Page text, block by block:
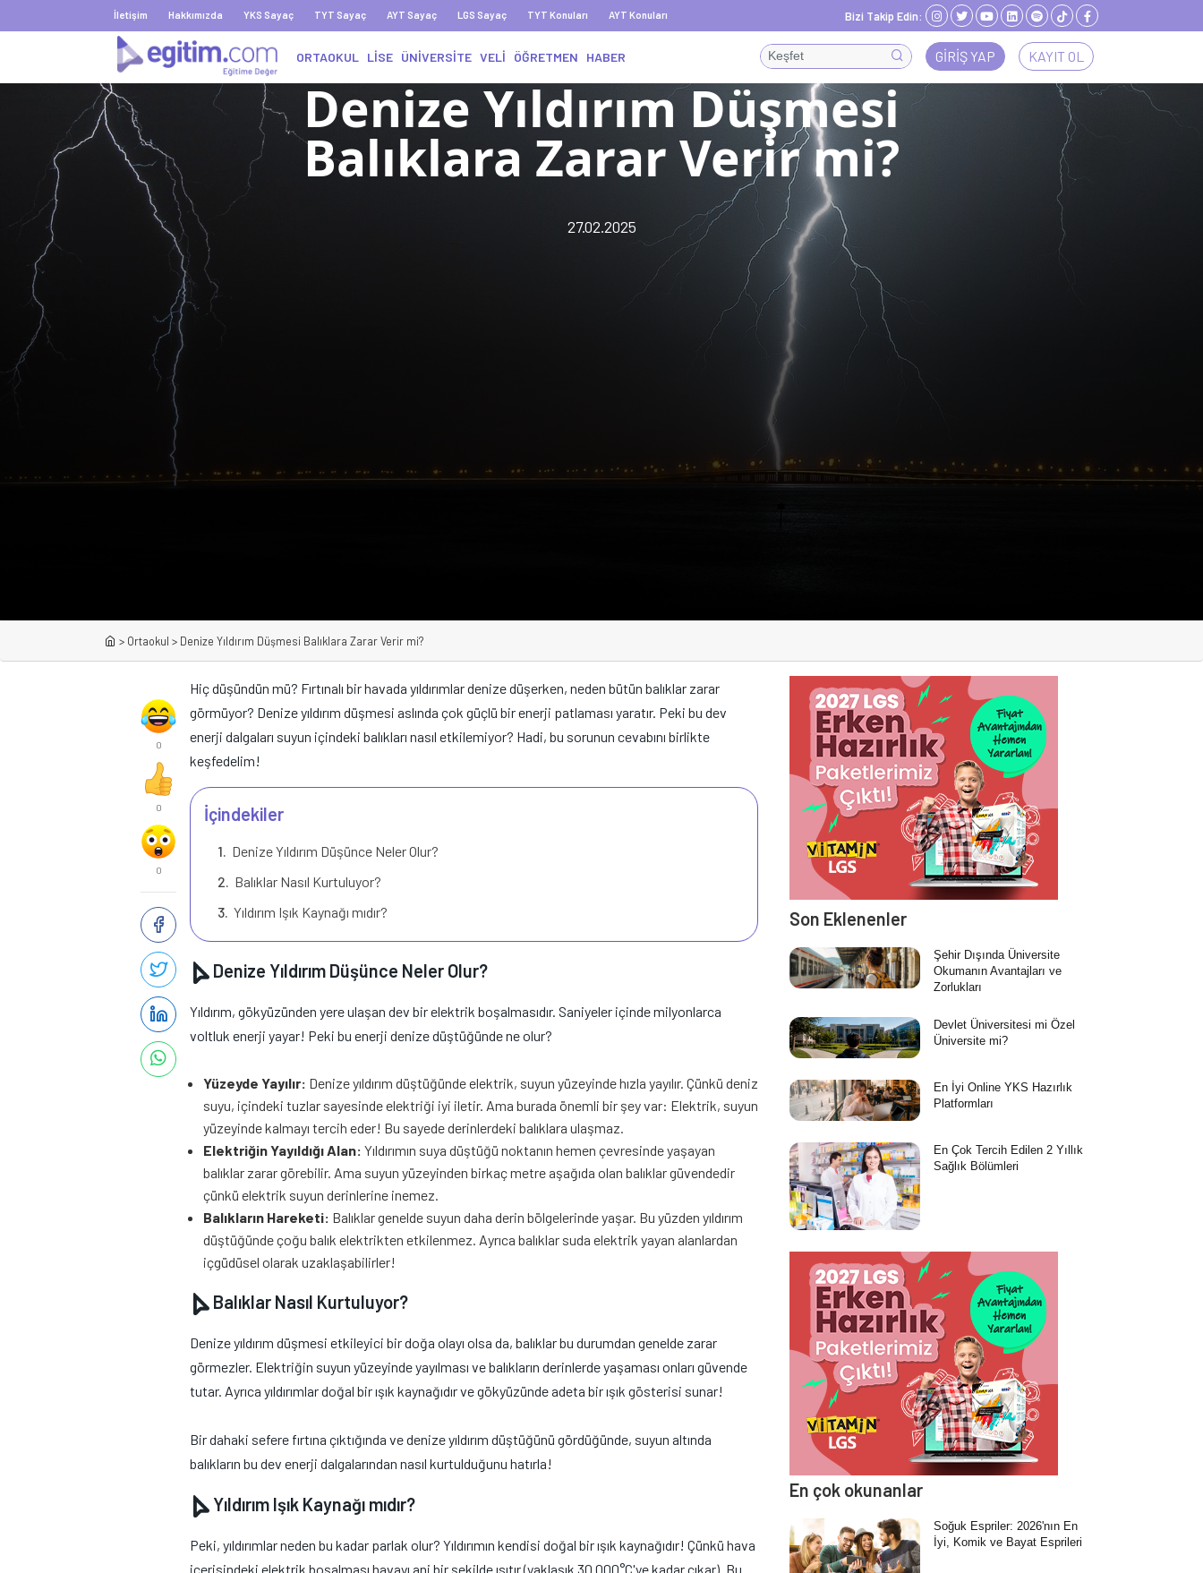
İletişim Hakkımızda YKS Sayaç TYT Sayaç AYT Sayaç LGS Sayaç TYT Konuları AYT Konuları Bizi Takip Edin:
GIRIŞ YAP KAYIT OL
ORTAOKUL LİSE ÜNİVERSİTE VELİ ÖĞRETMEN HABER
Denize Yıldırım Düşmesi
Balıklara Zarar Verir mi?
27.02.2025
> Ortaokul > Denize Yıldırım Düşmesi Balıklara Zarar Verir mi?
0
0
0
Hiç düşündün mü? Fırtınalı bir havada yıldırımlar denize düşerken, neden bütün balıklar zarar
görmüyor? Denize yıldırım düşmesi aslında çok güçlü bir enerji patlaması yaratır. Peki bu dev
enerji dalgaları suyun içindeki balıkları nasıl etkilemiyor? Hadi, bu sorunun cevabını birlikte
keşfedelim!
İçindekiler
Denize Yıldırım Düşünce Neler Olur?
Balıklar Nasıl Kurtuluyor?
Yıldırım Işık Kaynağı mıdır?
Denize Yıldırım Düşünce Neler Olur?
Yıldırım, gökyüzünden yere ulaşan dev bir elektrik boşalmasıdır. Saniyeler içinde milyonlarca
voltluk enerji yayar! Peki bu enerji denize düştüğünde ne olur?
Yüzeyde Yayılır: Denize yıldırım düştüğünde elektrik, suyun yüzeyinde hızla yayılır. Çünkü deniz
suyu, içindeki tuzlar sayesinde elektriği iyi iletir. Ama burada önemli bir şey var: Elektrik, suyun
yüzeyinde kalmayı tercih eder! Bu sayede derinlerdeki balıklara ulaşmaz.
Elektriğin Yayıldığı Alan: Yıldırımın suya düştüğü noktanın hemen çevresinde yaşayan
balıklar zarar görebilir. Ama suyun yüzeyinden birkaç metre aşağıda olan balıklar güvendedir
çünkü elektrik suyun derinlerine inemez.
Balıkların Hareketi: Balıklar genelde suyun daha derin bölgelerinde yaşar. Bu yüzden yıldırım
düştüğünde çoğu balık elektrikten etkilenmez. Ayrıca balıklar suda elektrik yayan alanlardan
içgüdüsel olarak uzaklaşabilirler!
Balıklar Nasıl Kurtuluyor?
Denize yıldırım düşmesi etkileyici bir doğa olayı olsa da, balıklar bu durumdan genelde zarar
görmezler. Elektriğin suyun yüzeyinde yayılması ve balıkların derinlerde yaşaması onları güvende
tutar. Ayrıca yıldırımlar doğal bir ışık kaynağıdır ve gökyüzünde adeta bir ışık gösterisi sunar!
Bir dahaki sefere fırtına çıktığında ve denize yıldırım düştüğünü gördüğünde, suyun altında
balıkların bu dev enerji dalgalarından nasıl kurtulduğunu hatırla!
Yıldırım Işık Kaynağı mıdır?
Peki, yıldırımlar neden bu kadar parlak olur? Yıldırımın kendisi doğal bir ışık kaynağıdır! Çünkü hava
içerisindeki elektrik boşalması havayı ani bir şekilde ısıtır (yaklaşık 30.000°C'ye kadar çıkar). Bu
Son Eklenenler
Şehir Dışında Üniversite
Okumanın Avantajları ve
Zorlukları
Devlet Üniversitesi mi Özel
Üniversite mi?
En İyi Online YKS Hazırlık
Platformları
En Çok Tercih Edilen 2 Yıllık
Sağlık Bölümleri
En çok okunanlar
Soğuk Espriler: 2026'nın En
İyi, Komik ve Bayat Esprileri